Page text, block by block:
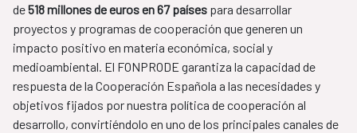
de518 millones de euros en 67 países para desarrollar
proyectos y programas de cooperación que generen un
impacto positivo en materia económica, social y
medioambiental. El FONPRODE garantiza la capacidad de
respuesta de la Cooperación Española a las necesidades y
objetivos fijados por nuestra política de cooperación al
desarrollo, convirtiéndolo en uno de los principales canales de